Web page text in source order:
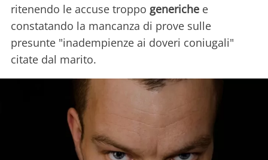
ritenendo le accuse troppo generiche e
constatando la mancanza di prove sulle
presunte "inadempienze ai doveri coniugali"
citate dal marito.